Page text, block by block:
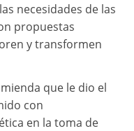
necesidades de las
propuestas
y transformen
que le dio el
con
en la toma de